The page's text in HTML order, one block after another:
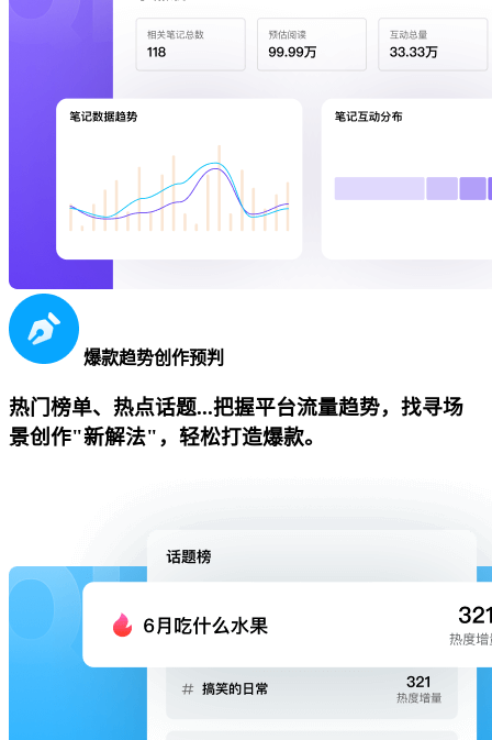
爆款趋势创作预判
热门榜单、热点话题...把握平台流量趋势，找寻场
景创作"新解法"，轻松打造爆款。